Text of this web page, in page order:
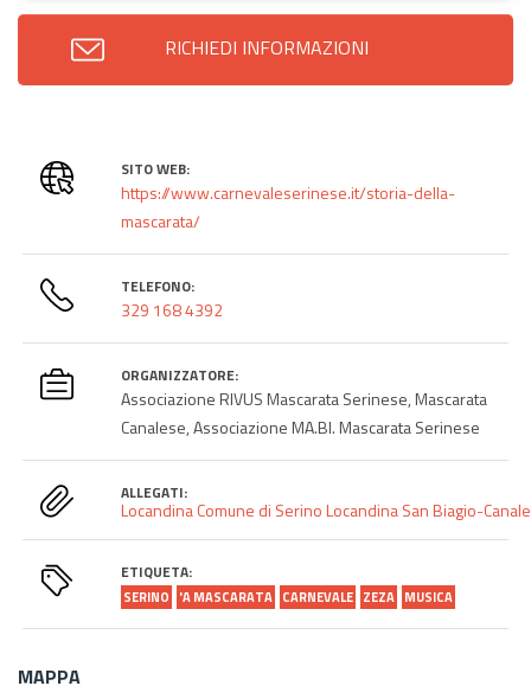
RICHIEDI INFORMAZIONI
SITO WEB:
https://www.carnevaleserinese.it/storia-della-
mascarata/
TELEFONO:
329 168 4392
ORGANIZZATORE:
Associazione RIVUS Mascarata Serinese, Mascarata
Canalese, Associazione MA.BI. Mascarata Serinese
ALLEGATI:
Locandina Comune di SerinoLocandina San Biagio-
ETIQUETA:
SERINO 'A MASCARATA CARNEVALE ZEZA MUSICA
MAPPA